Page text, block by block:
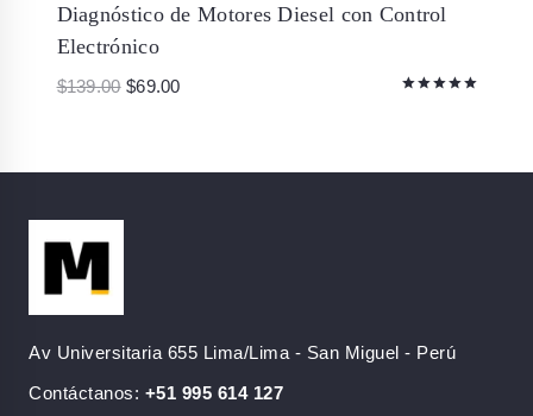
Diagnóstico de Motores Diesel con Control
Electrónico
$139.00 $69.00
Av Universitaria 655 Lima/Lima - San Miguel - Perú
Contáctanos: +51 995 614 127